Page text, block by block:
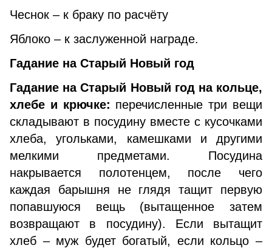
Чеснок – к браку по расчёту
Яблоко – к заслуженной награде.
Гадание на Старый Новый год
Гадание на Старый Новый год на кольце,
хлебе и крючке: перечисленные три вещи
складывают в посудину вместе с кусочками
хлеба, угольками, камешками и другими
мелкими предметами. Посудина
накрывается полотенцем, после чего
каждая барышня не глядя тащит первую
попавшуюся вещь (вытащенное затем
возвращают в посудину). Если вытащит
хлеб – муж будет богатый, если кольцо –